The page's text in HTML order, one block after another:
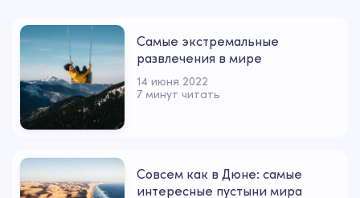
Самые экстремальные
развлечения в мире
14 июня 2022
7 минут читать
Совсем как в Дюне: самые
интересные пустыни мира